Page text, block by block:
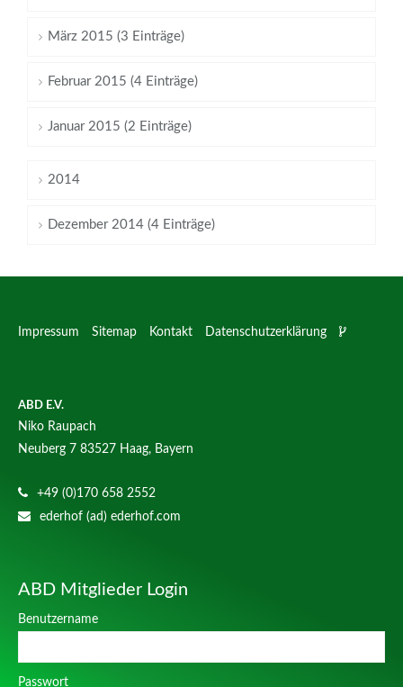
März 2015 (3 Einträge)
Februar 2015 (4 Einträge)
Januar 2015 (2 Einträge)
2014
Dezember 2014 (4 Einträge)
Impressum Sitemap Kontakt Datenschutzerklärung
ABD E.V.
Niko Raupach
Neuberg 7 83527 Haag, Bayern
+49 (0)170 658 2552
ederhof (ad) ederhof.com
ABD Mitglieder Login
Benutzername
Passwort